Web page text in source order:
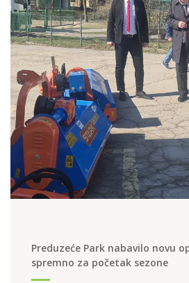
Preduzeće Park nabavilo novu
spremno za početak sezone